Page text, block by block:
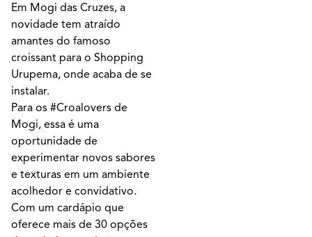
Em Mogi das Cruzes, a
novidade tem atraído
amantes do famoso
croissant para o Shopping
Urupema, onde acaba de se
instalar.
Para os #Croalovers de
Mogi, essa é uma
oportunidade de
experimentar novos sabores
e texturas em um ambiente
acolhedor e convidativo.
Com um cardápio que
oferece mais de 30 opções